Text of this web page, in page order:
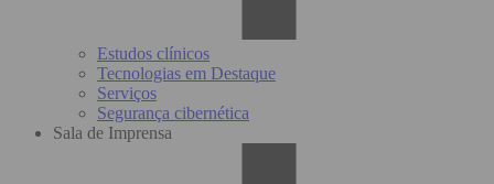
Estudos clínicos
Tecnologias em Destaque
Serviços
Segurança cibernética
Sala de Imprensa